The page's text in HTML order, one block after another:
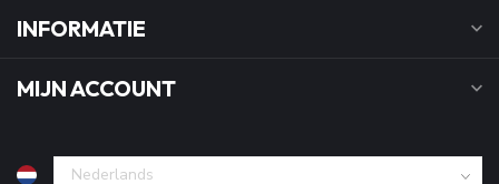
INFORMATIE
MIJN ACCOUNT